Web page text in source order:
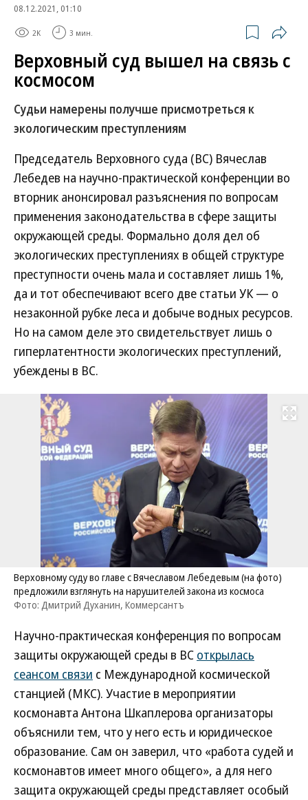
08.12.2021, 01:10
2K 3 мин.
Верховный суд вышел на связь с
космосом
Судьи намерены получше присмотреться к
экологическим преступлениям
Председатель Верховного суда (ВС) Вячеслав
Лебедев на научно-практической конференции во
вторник анонсировал разъяснения по вопросам
применения законодательства в сфере защиты
окружающей среды. Формально доля дел об
экологических преступлениях в общей структуре
преступности очень мала и составляет лишь 1%,
да и тот обеспечивают всего две статьи УК — о
незаконной рубке леса и добыче водных ресурсов.
Но на самом деле это свидетельствует лишь о
гиперлатентности экологических преступлений,
убеждены в ВС.
Развернуть
Верховному суду во главе с Вячеславом Лебедевым (на фото)
предложили взглянуть на нарушителей закона из космоса
Фото: Дмитрий Духанин, Коммерсантъ
Научно-практическая конференция по вопросам
защиты окружающей среды в ВС открылась
сеансом связи с Международной космической
станцией (МКС). Участие в мероприятии
космонавта Антона Шкаплерова организаторы
объяснили тем, что у него есть и юридическое
образование. Сам он заверил, что «работа судей и
космонавтов имеет много общего», а для него
защита окружающей среды представляет особый